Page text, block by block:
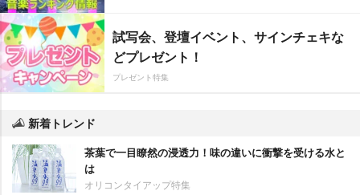
試写会、登壇イベント、サインチェキな
どプレゼント！
プレゼント特集
新着トレンド
茶葉で一目瞭然の浸透力！味の違いに衝撃を受ける水と
は
オリコンタイアップ特集